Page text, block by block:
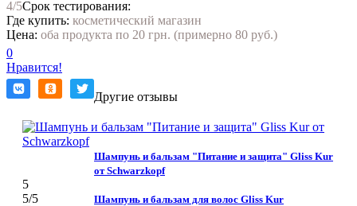
4/5Срок тестирования:
Где купить: косметический магазин
Цена: оба продукта по 20 грн. (примерно 80 руб.)
0
Нравится!
Другие отзывы
Шампунь и бальзам "Питание и защита" Gliss Kur
от Schwarzkopf
5
5/5 Шампунь и бальзам для волос Gliss Kur